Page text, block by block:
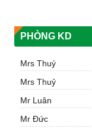
PHÒNG KD
Mrs Thuý
Mrs Thuỷ
Mr Luân
Mr Đức